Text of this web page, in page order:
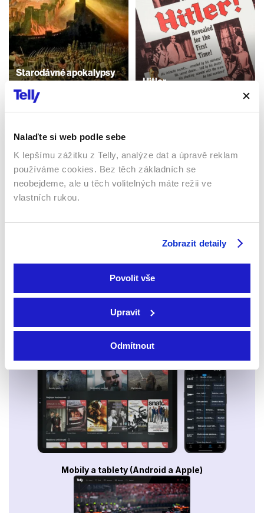
Nalaďte si web podle sebe
K lepšímu zážitku z Telly, analýze dat a úpravě reklam
používáme cookies. Bez těch základních se
neobejdeme, ale u těch volitelných máte režii ve
vlastních rukou.
Zobrazit detaily
Povolit vše
Upravit
Odmítnout
Starodávné apokalypsy
Německo | 50 min
Dokumenty / Historický
Hitler
Sledujte kdekoliv až na 6 zařízeních
Sledovat internetovou televizi jde odkudkoliv
po celé EU, a to až na 6 zařízeních.
Smart TV - Android, Google, Samsung, LG, VIDAA
Mobily a tablety (Android a Apple)